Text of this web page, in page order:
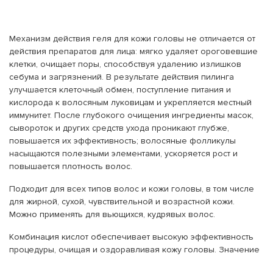
Механизм действия геля для кожи головы не отличается от
действия препаратов для лица: мягко удаляет ороговевшие
клетки, очищает поры, способствуя удалению излишков
себума и загрязнений. В результате действия пилинга
улучшается клеточный обмен, поступление питания и
кислорода к волосяным луковицам и укрепляется местный
иммунитет. После глубокого очищения ингредиенты масок,
сывороток и других средств ухода проникают глубже,
повышается их эффективность; волосяные фолликулы
насыщаются полезными элементами, ускоряется рост и
повышается плотность волос.
Подходит для всех типов волос и кожи головы, в том числе
для жирной, сухой, чувствительной и возрастной кожи.
Можно применять для вьющихся, кудрявых волос.
Комбинация кислот обеспечивает высокую эффективность
процедуры, очищая и оздоравливая кожу головы. Значение